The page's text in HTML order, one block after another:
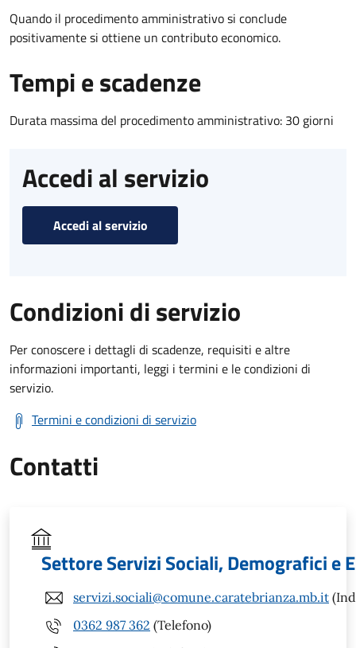
Quando il procedimento amministrativo si conclude
positivamente si ottiene un contributo economico.
Tempi e scadenze
Durata massima del procedimento amministrativo: 30 giorni
Accedi al servizio
Accedi al servizio
Condizioni di servizio
Per conoscere i dettagli di scadenze, requisiti e altre
informazioni importanti, leggi i termini e le condizioni di
servizio.
Termini e condizioni di servizio
Contatti
Settore Servizi Sociali, Demografici e
servizi.sociali@comune.caratebrianza.mb.it
0362 987 362 (Telefono)